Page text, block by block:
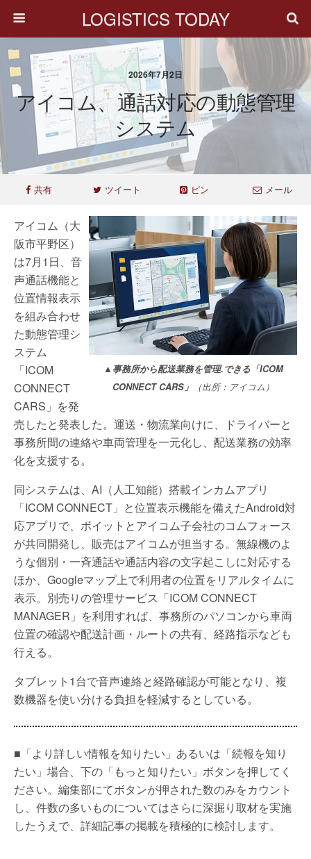
LOGISTICS TODAY
2026年7月2日
アイコム、通話対応の動態管理
システム
共有 ツイート ピン メール
▲事務所から配送業務を管理.できる「ICOM
CONNECT CARS」
（出所：アイコム）
アイコム（大
阪市平野区）
は7月1日、音
声通話機能と
位置情報表示
を組み合わせ
た動態管理シ
ステム
「ICOM
CONNECT
CARS」を発
売したと発表した。運送・物流業向けに、ドライバーと
事務所間の連絡や車両管理を一元化し、配送業務の効率
化を支援する。
同システムは、AI（人工知能）搭載インカムアプリ
「ICOM CONNECT」と位置表示機能を備えたAndroid対
応アプリで、ボイットとアイコム子会社のコムフォース
が共同開発し、販売はアイコムが担当する。無線機のよ
うな個別・一斉通話や通話内容の文字起こしに対応する
ほか、Googleマップ上で利用者の位置をリアルタイムに
表示。別売りの管理サービス「ICOM CONNECT
MANAGER」を利用すれば、事務所のパソコンから車両
位置の確認や配送計画・ルートの共有、経路指示なども
行える。
タブレット1台で音声連絡と経路確認が可能となり、複
数機器を使い分ける負担を軽減するとしている。
■「より詳しい情報を知りたい」あるいは「続報を知り
たい」場合、下の「もっと知りたい」ボタンを押してく
ださい。編集部にてボタンが押された数のみをカウント
し、件数の多いものについてはさらに深掘り取材を実施
したうえで、詳細記事の掲載を積極的に検討します。